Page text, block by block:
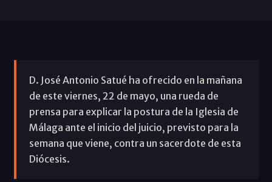
D. José Antonio Satué ha ofrecido en la mañana
de este viernes, 22 de mayo, una rueda de
prensa para explicar la postura de la Iglesia de
Málaga ante el inicio del juicio, previsto para la
semana que viene, contra un sacerdote de esta
Diócesis.